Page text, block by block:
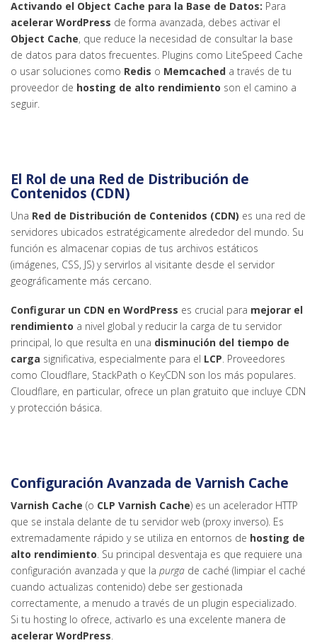
Activando el Object Cache para la Base de Datos: Para
acelerar WordPress de forma avanzada, debes activar el
Object Cache, que reduce la necesidad de consultar la base
de datos para datos frecuentes. Plugins como LiteSpeed Cache
o usar soluciones como Redis o Memcached a través de tu
proveedor de hosting de alto rendimiento son el camino a
seguir.
El Rol de una Red de Distribución de
Contenidos (CDN)
Una Red de Distribución de Contenidos (CDN) es una red de
servidores ubicados estratégicamente alrededor del mundo. Su
función es almacenar copias de tus archivos estáticos
(imágenes, CSS, JS) y servirlos al visitante desde el servidor
geográficamente más cercano.
Configurar un CDN en WordPress es crucial para mejorar el
rendimiento a nivel global y reducir la carga de tu servidor
principal, lo que resulta en una disminución del tiempo de
carga significativa, especialmente para el LCP. Proveedores
como Cloudflare, StackPath o KeyCDN son los más populares.
Cloudflare, en particular, ofrece un plan gratuito que incluye CDN
y protección básica.
Configuración Avanzada de Varnish Cache
Varnish Cache (o CLP Varnish Cache) es un acelerador HTTP
que se instala delante de tu servidor web (proxy inverso). Es
extremadamente rápido y se utiliza en entornos de hosting de
alto rendimiento. Su principal desventaja es que requiere una
configuración avanzada y que la purga de caché (limpiar el caché
cuando actualizas contenido) debe ser gestionada
correctamente, a menudo a través de un plugin especializado.
Si tu hosting lo ofrece, activarlo es una excelente manera de
acelerar WordPress.